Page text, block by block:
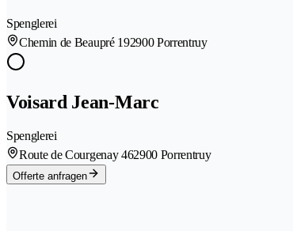
Spenglerei
Chemin de Beaupré 192900 Porrentruy
Voisard Jean-Marc
Spenglerei
Route de Courgenay 462900 Porrentruy
Offerte anfragen